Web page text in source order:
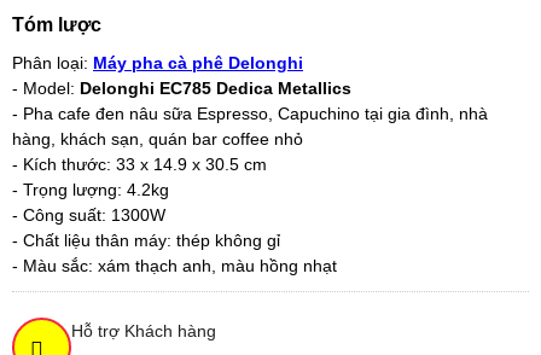
Tóm lược
Phân loại: Máy pha cà phê Delonghi
- Model: Delonghi EC785 Dedica Metallics
- Pha cafe đen nâu sữa Espresso, Capuchino tại gia đình, nhà
hàng, khách sạn, quán bar coffee nhỏ
- Kích thước: 33 x 14.9 x 30.5 cm
- Trọng lượng: 4.2kg
- Công suất: 1300W
- Chất liệu thân máy: thép không gỉ
- Màu sắc: xám thạch anh, màu hồng nhạt
Hỗ trợ Khách hàng